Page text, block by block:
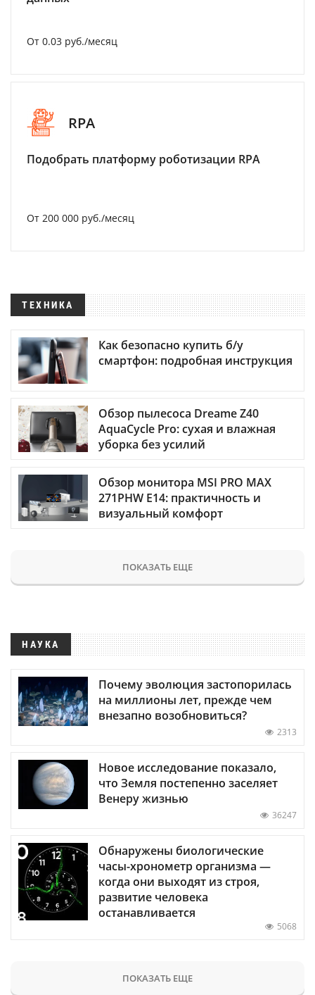
От 0.03 руб./месяц
RPA
Подобрать платформу роботизации RPA
От 200 000 руб./месяц
ТЕХНИКА
Как безопасно купить б/у
смартфон: подробная инструкция
Обзор пылесоса Dreame Z40
AquaCycle Pro: сухая и влажная
уборка без усилий
Обзор монитора MSI PRO MAX
271PHW E14: практичность и
визуальный комфорт
ПОКАЗАТЬ ЕЩЕ
НАУКА
Почему эволюция застопорилась
на миллионы лет, прежде чем
внезапно возобновиться?
2313
Новое исследование показало,
что Земля постепенно заселяет
Венеру жизнью
36247
Обнаружены биологические
часы-хронометр организма —
когда они выходят из строя,
развитие человека
останавливается
5068
ПОКАЗАТЬ ЕЩЕ